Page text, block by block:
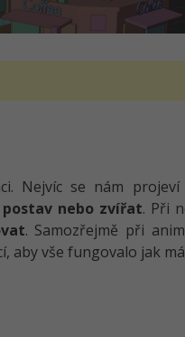
Nejvíc se nám
nebo zvířat. Při
. Samozřejmě při
aby vše fungovalo jak